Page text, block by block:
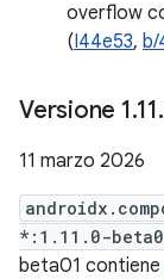
overflow
(I44e53, b/
Versione 1.11.
11 marzo 2026
*:1.11.0-
beta01 contiene